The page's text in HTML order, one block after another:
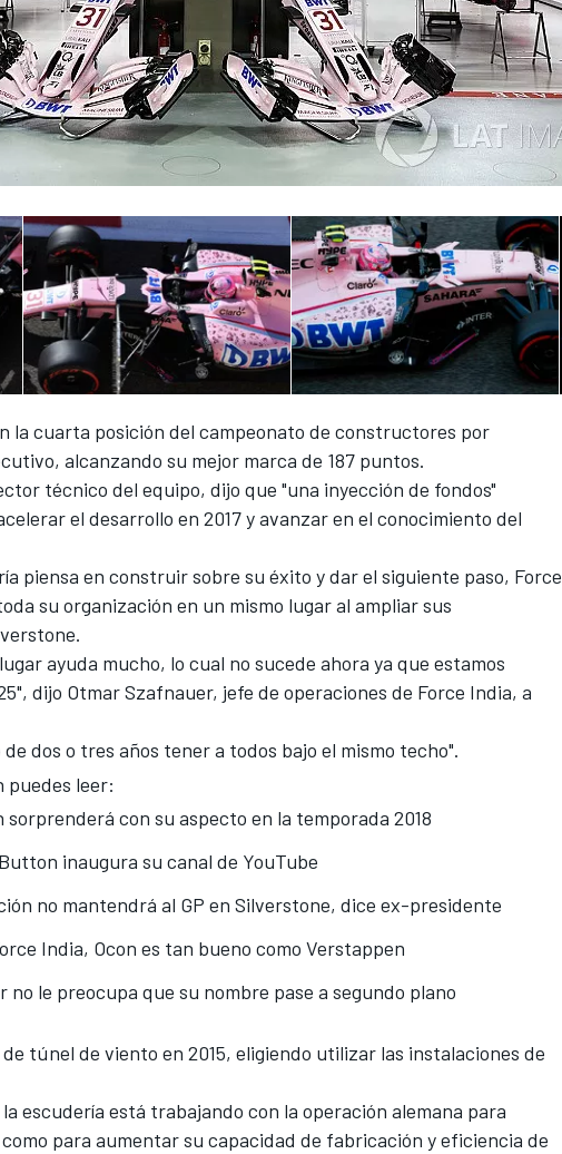
la cuarta posición del campeonato de constructores por
alcanzando su mejor marca de 187 puntos.
técnico del equipo, dijo que "una inyección de fondos"
el desarrollo en 2017 y avanzar en el conocimiento del
piensa en construir sobre su éxito y dar el siguiente paso, Force
su organización en un mismo lugar al ampliar sus
ayuda mucho, lo cual no sucede ahora ya que estamos
dijo Otmar Szafnauer, jefe de operaciones de Force India, a
dos o tres años tener a todos bajo el mismo techo".
puedes leer:
sorprenderá con su aspecto en la temporada 2018
inaugura su canal de YouTube
no mantendrá al GP en Silverstone, dice ex-presidente
India, Ocon es tan bueno como Verstappen
no le preocupa que su nombre pase a segundo plano
túnel de viento en 2015, eligiendo utilizar las instalaciones de
escudería está trabajando con la operación alemana para
para aumentar su capacidad de fabricación y eficiencia de